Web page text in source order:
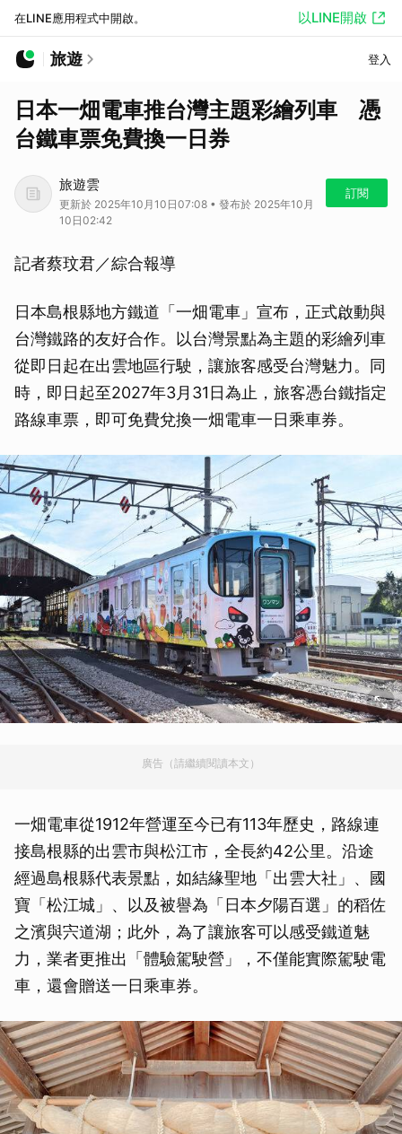
在LINE應用程式中開啟。 以LINE開啟
旅遊 登入
日本一畑電車推台灣主題彩繪列車 憑
台鐵車票免費換一日券
旅遊雲
更新於 2025年10月10日07:08 • 發布於 2025年10月
10日02:42
訂閱
記者蔡玟君／綜合報導
日本島根縣地方鐵道「一畑電車」宣布，正式啟動與
台灣鐵路的友好合作。以台灣景點為主題的彩繪列車
從即日起在出雲地區行駛，讓旅客感受台灣魅力。同
時，即日起至2027年3月31日為止，旅客憑台鐵指定
路線車票，即可免費兌換一畑電車一日乘車券。
廣告（請繼續閱讀本文）
一畑電車從1912年營運至今已有113年歷史，路線連
接島根縣的出雲市與松江市，全長約42公里。沿途
經過島根縣代表景點，如結緣聖地「出雲大社」、國
寶「松江城」、以及被譽為「日本夕陽百選」的稻佐
之濱與宍道湖；此外，為了讓旅客可以感受鐵道魅
力，業者更推出「體驗駕駛營」，不僅能實際駕駛電
車，還會贈送一日乘車券。